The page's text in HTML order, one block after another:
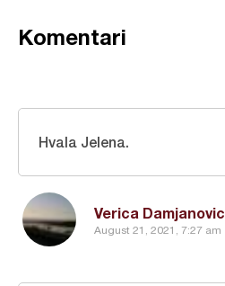
Komentari
Verica Damjanovic
August 21, 2021, 7:27 am
Hvala Jelena.